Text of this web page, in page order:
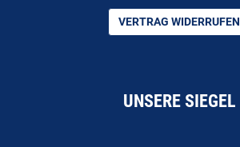
VERTRAG WIDERRUFEN
UNSERE SIEGEL